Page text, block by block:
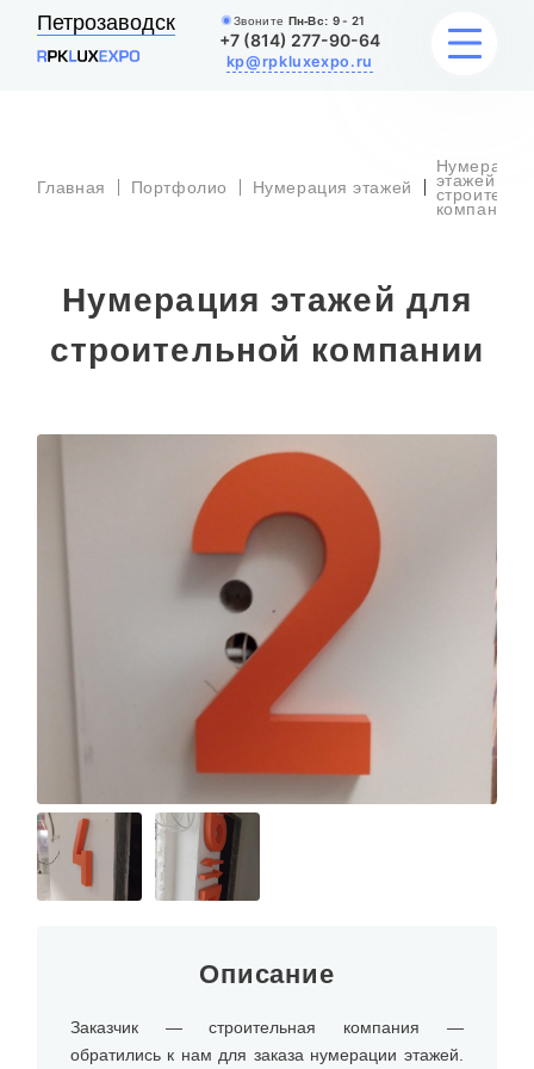
Петрозаводск Звоните Пн-Вс: 9 - 21
+7 (814) 277-90-64
kp@rpkluxexpo.ru
УСЛУГИ
АКЦИИ
БЛОГ
Главная Портфолио Нумерация этажей
Нумерация
этажей для
компании
Нумерация этажей для
строительной компании
Описание
Заказчик — строительная компания —
обратились к нам для заказа нумерации этажей.